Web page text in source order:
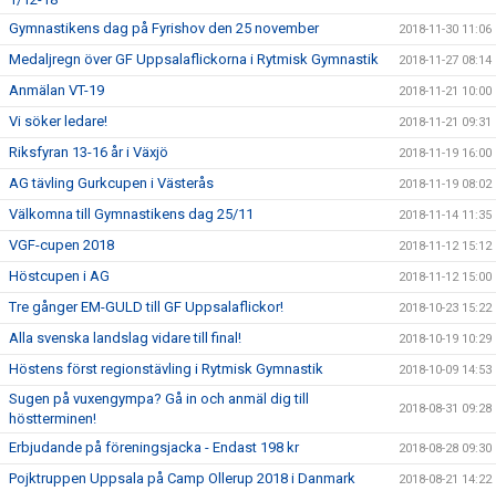
Gymnastikens dag på Fyrishov den 25 november 2018-11-30 11:06
Medaljregn över GF Uppsalaflickorna i Rytmisk Gymnastik 2018-11-27 08:14
Anmälan VT-19 2018-11-21 10:00
Vi söker ledare! 2018-11-21 09:31
Riksfyran 13-16 år i Växjö 2018-11-19 16:00
AG tävling Gurkcupen i Västerås 2018-11-19 08:02
Välkomna till Gymnastikens dag 25/11 2018-11-14 11:35
VGF-cupen 2018 2018-11-12 15:12
Höstcupen i AG 2018-11-12 15:00
Tre gånger EM-GULD till GF Uppsalaflickor! 2018-10-23 15:22
Alla svenska landslag vidare till final! 2018-10-19 10:29
Höstens först regionstävling i Rytmisk Gymnastik 2018-10-09 14:53
Sugen på vuxengympa? Gå in och anmäl dig till
höstterminen!
2018-08-31 09:28
Erbjudande på föreningsjacka - Endast 198 kr 2018-08-28 09:30
Pojktruppen Uppsala på Camp Ollerup 2018 i Danmark 2018-08-21 14:22